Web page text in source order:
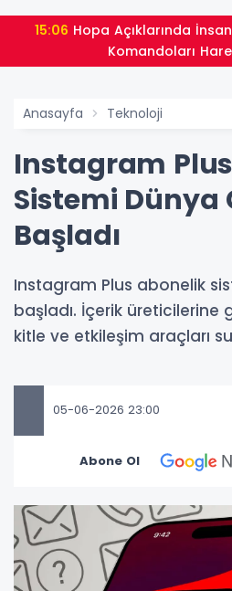
15:06
Komandoları
Anasayfa Teknoloji
Instagram
Sistemi Dünya
Başladı
Instagram Plus abonelik
başladı. İçerik üreticilerine
kitle ve etkileşim araçları
05-06-2026 23:00
Abone Ol